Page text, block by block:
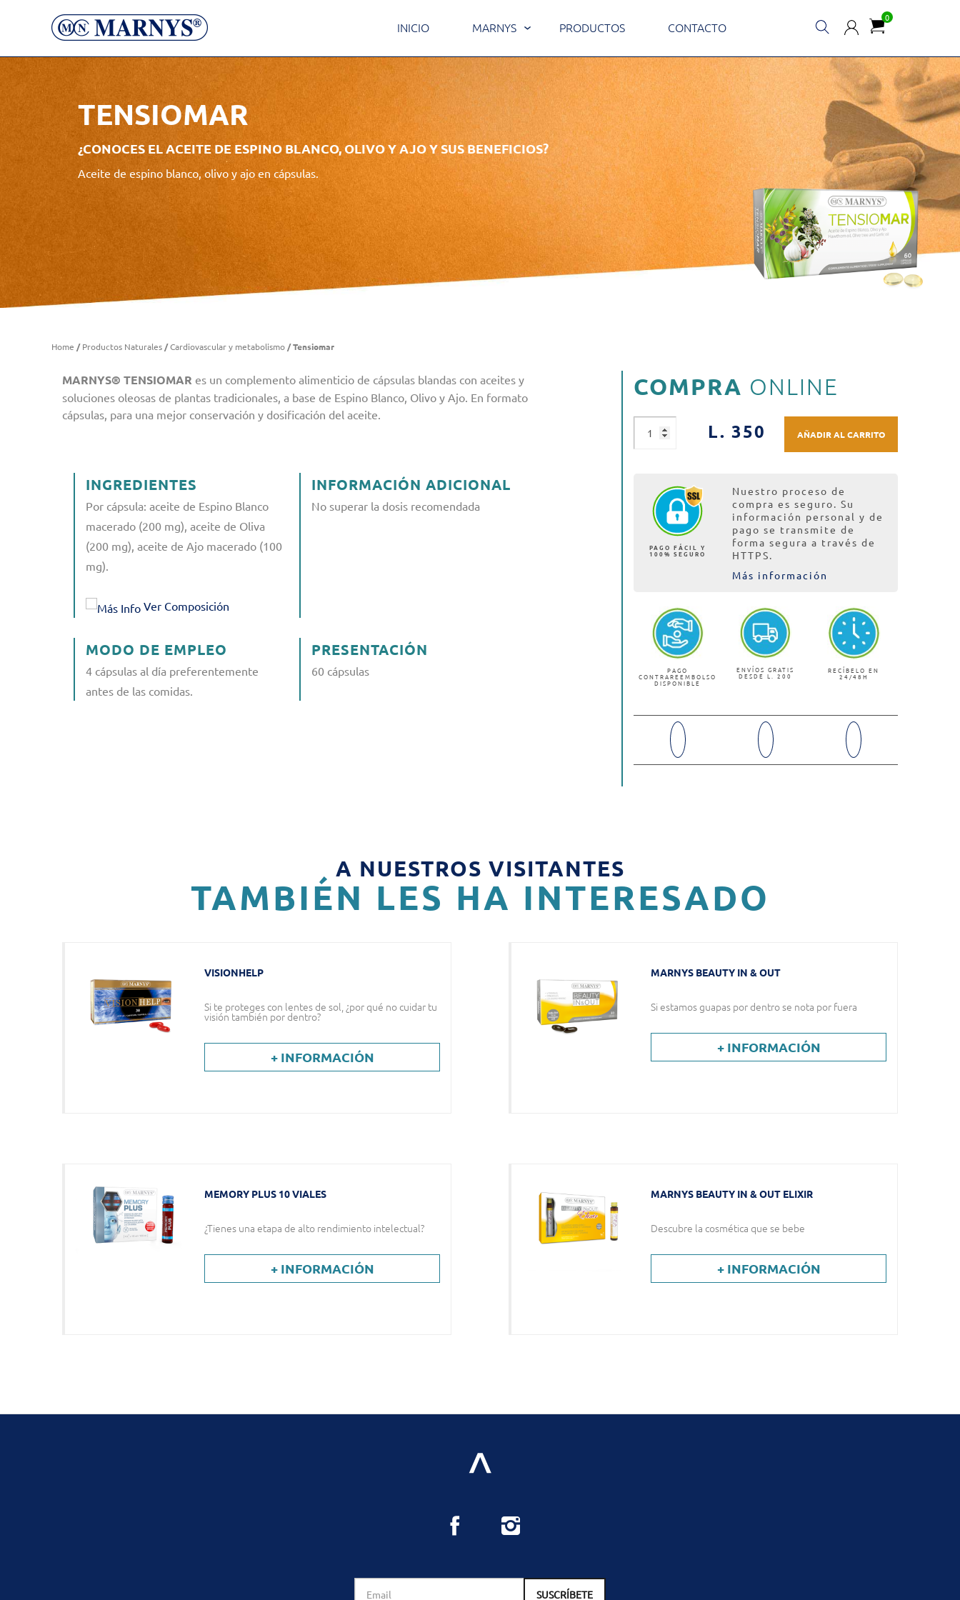
INICIO MARNYS PRODUCTOS CONTACTO
0
TENSIOMAR
¿CONOCES EL ACEITE DE ESPINO BLANCO, OLIVO Y AJO Y SUS BENEFICIOS?
Aceite de espino blanco, olivo y ajo en cápsulas.
Home /Productos Naturales /Cardiovascular y metabolismo / Tensiomar
MARNYS® TENSIOMAR es un complemento alimenticio de cápsulas blandas con aceites y
soluciones oleosas de plantas tradicionales, a base de Espino Blanco, Olivo y Ajo. En formato
cápsulas, para una mejor conservación y dosificación del aceite.
INGREDIENTES
Por cápsula: aceite de Espino Blanco
macerado (200 mg), aceite de Oliva
(200 mg), aceite de Ajo macerado (100
mg).
Ver Composición
INFORMACIÓN ADICIONAL
No superar la dosis recomendada
MODO DE EMPLEO
4 cápsulas al día preferentemente
antes de las comidas.
PRESENTACIÓN
60 cápsulas
COMPRA ONLINE
L. 350 AÑADIR AL CARRITO
PAGO FÁCIL Y
100% SEGURO
Nuestro proceso de
compra es seguro. Su
información personal y de
pago se transmite de
forma segura a través de
HTTPS.
Más información
PAGO
CONTRAREEMBOLSO
DISPONIBLE
ENVÍOS GRATIS
DESDE L. 200
RECÍBELO EN
24/48H
A NUESTROS VISITANTES
TAMBIÉN LES HA INTERESADO
VISIONHELP
Si te proteges con lentes de sol, ¿por qué no cuidar tu
visión también por dentro?
+ INFORMACIÓN
MARNYS BEAUTY IN & OUT
Si estamos guapas por dentro se nota por fuera
+ INFORMACIÓN
MEMORY PLUS 10 VIALES
¿Tienes una etapa de alto rendimiento intelectual?
+ INFORMACIÓN
MARNYS BEAUTY IN & OUT ELIXIR
Descubre la cosmética que se bebe
+ INFORMACIÓN